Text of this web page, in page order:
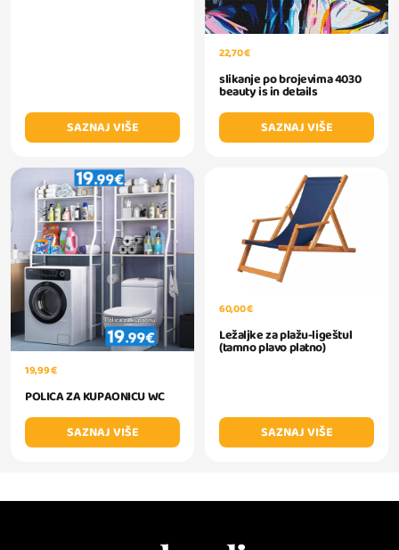
SAZNAJ VIŠE
22,70 €
slikanje po brojevima 4030
beauty is in details
SAZNAJ VIŠE
19,99 €
POLICA ZA KUPAONICU WC
SAZNAJ VIŠE
60,00 €
Ležaljke za plažu-ligeštul
(tamno plavo platno)
SAZNAJ VIŠE